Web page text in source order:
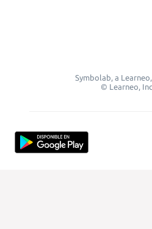
Symbolab, a
© Learneo,